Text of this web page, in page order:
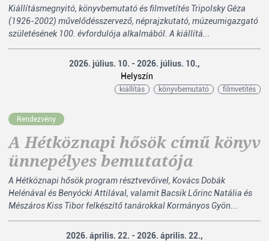
Kiállításmegnyitó, könyvbemutató és filmvetítés Tripolsky Géza
(1926-2002) művelődésszervező, néprajzkutató, múzeumigazgató
születésének 100. évfordulója alkalmából. A kiállítá...
2026. július. 10. - 2026. július. 10.,
Helyszín
kiállítás könyvbemutató filmvetítés
Rendezvény
A Hétköznapi hősök című könyv
ünnepélyes bemutatója
A Hétköznapi hősök program résztvevőivel, Kovács Dobák
Helénával és Benyócki Attilával, valamit Bacsik Lőrinc Natália és
Mészáros Kiss Tibor felkészítő tanárokkal Kormányos Gyön...
2026. április. 22. - 2026. április. 22.,